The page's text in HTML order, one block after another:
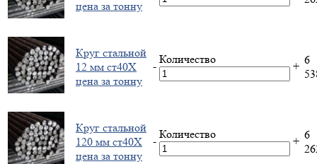
цена за тонну
Круг стальной
12 мм ст40Х
цена за тонну
-
Количество
+ 6
Круг стальной
120 мм ст40Х
цена за тонну
-
Количество
+ 6